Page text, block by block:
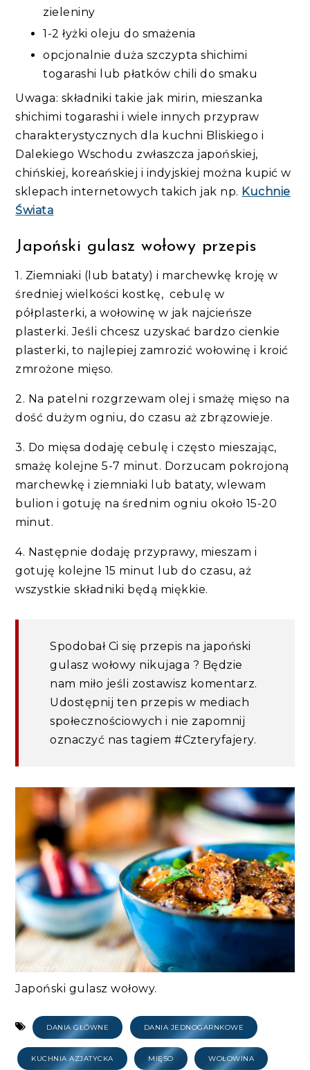
zieleniny
1-2 łyżki oleju do smażenia
opcjonalnie duża szczypta shichimi
togarashi lub płatków chili do smaku
Uwaga: składniki takie jak mirin, mieszanka
shichimi togarashi i wiele innych przypraw
charakterystycznych dla kuchni Bliskiego i
Dalekiego Wschodu zwłaszcza japońskiej,
chińskiej, koreańskiej i indyjskiej można kupić w
sklepach internetowych takich jak np. Kuchnie
Świata
Japoński gulasz wołowy przepis
1. Ziemniaki (lub bataty) i marchewkę kroję w
średniej wielkości kostkę, cebulę w
półplasterki, a wołowinę w jak najcieńsze
plasterki. Jeśli chcesz uzyskać bardzo cienkie
plasterki, to najlepiej zamrozić wołowinę i kroić
zmrożone mięso.
2. Na patelni rozgrzewam olej i smażę mięso na
dość dużym ogniu, do czasu aż zbrązowieje.
3. Do mięsa dodaję cebulę i często mieszając,
smażę kolejne 5-7 minut. Dorzucam pokrojoną
marchewkę i ziemniaki lub bataty, wlewam
bulion i gotuję na średnim ogniu około 15-20
minut.
4. Następnie dodaję przyprawy, mieszam i
gotuję kolejne 15 minut lub do czasu, aż
wszystkie składniki będą miękkie.
Spodobał Ci się przepis na japoński
gulasz wołowy nikujaga ? Będzie
nam miło jeśli zostawisz komentarz.
Udostępnij ten przepis w mediach
społecznościowych i nie zapomnij
oznaczyć nas tagiem #Czteryfajery.
Japoński gulasz wołowy.
DANIA GŁÓWNE DANIA JEDNOGARNKOWE
KUCHNIA AZJATYCKA MIĘSO WOŁOWINA